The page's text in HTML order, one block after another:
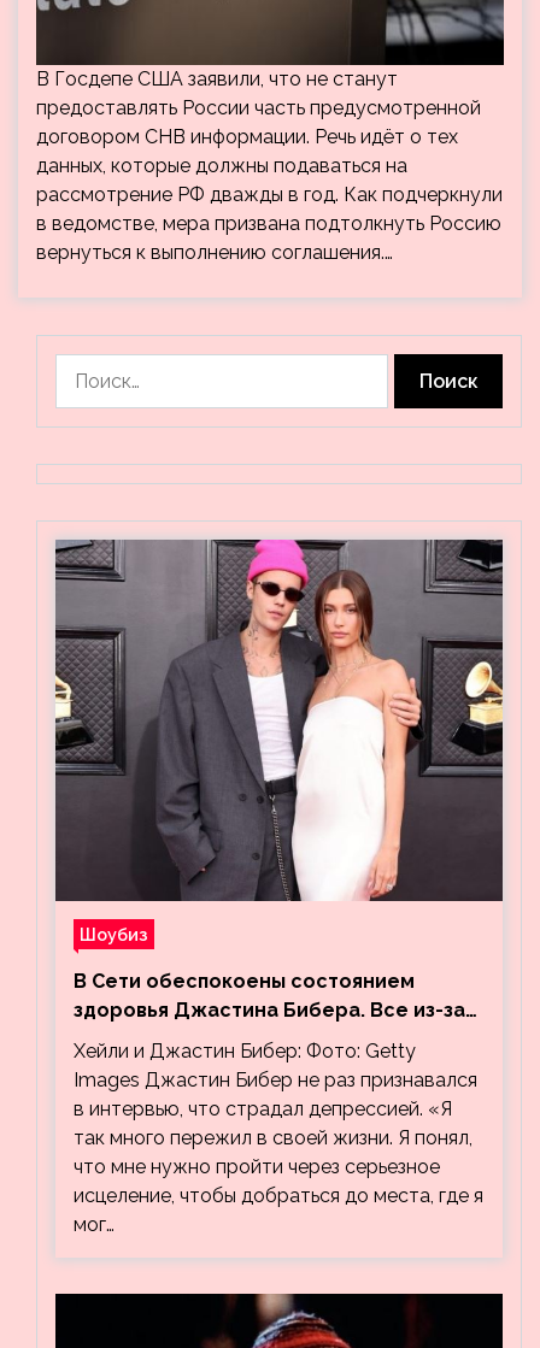
В Госдепе США заявили, что не станут
предоставлять России часть предусмотренной
договором СНВ информации. Речь идёт о тех
данных, которые должны подаваться на
рассмотрение РФ дважды в год. Как подчеркнули
в ведомстве, мера призвана подтолкнуть Россию
вернуться к выполнению соглашения.…
Шоубиз
В Сети обеспокоены состоянием
здоровья Джастина Бибера. Все из-за
видео, на котором его успокаивает
Хейли
Хейли и Джастин Бибер: Фото: Getty
Images Джастин Бибер не раз признавался
в интервью, что страдал депрессией. «Я
так много пережил в своей жизни. Я понял,
что мне нужно пройти через серьезное
исцеление, чтобы добраться до места, где я
мог…